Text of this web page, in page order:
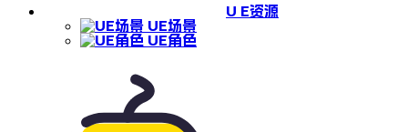
U E资源
UE场景
UE角色